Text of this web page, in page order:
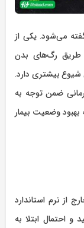
می‌شود. یکی از
طریق رگ‌های بدن
شیوع بیشتری دارد.
ضمن توجه به
وضعیت بیمار
شما خارج از نرم استاندارد
و احتمال ابتلا به